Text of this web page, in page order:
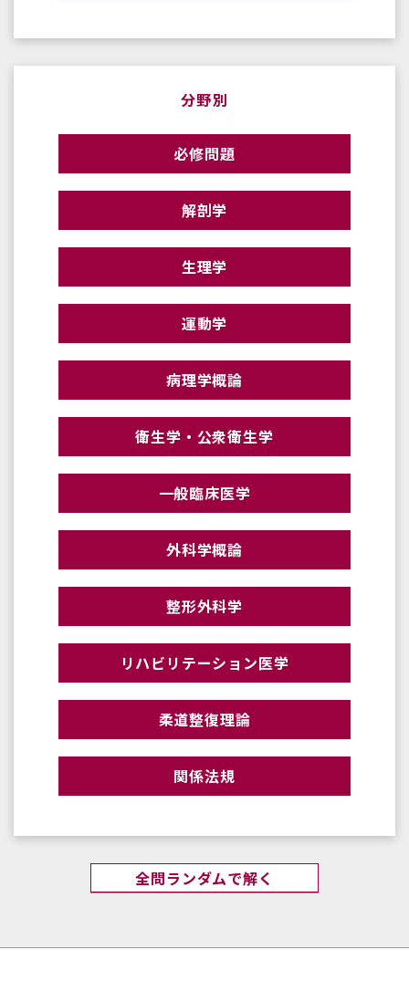
分野別
必修問題
解剖学
生理学
運動学
病理学概論
衛生学・公衆衛生学
一般臨床医学
外科学概論
整形外科学
リハビリテーション医学
柔道整復理論
関係法規
全問ランダムで解く